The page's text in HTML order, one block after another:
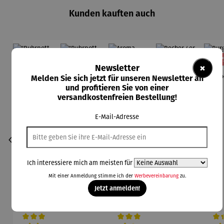
Kunden kauften auch
×
Newsletter
Melden Sie sich jetzt für unseren Newsletter an
und profitieren Sie von einer
versandkostenfreien Bestellung!
E-Mail-Adresse
Ich interessiere mich am meisten für
Mit einer Anmeldung stimme ich der Werbevereinbarungzu.
Jetzt anmelden!